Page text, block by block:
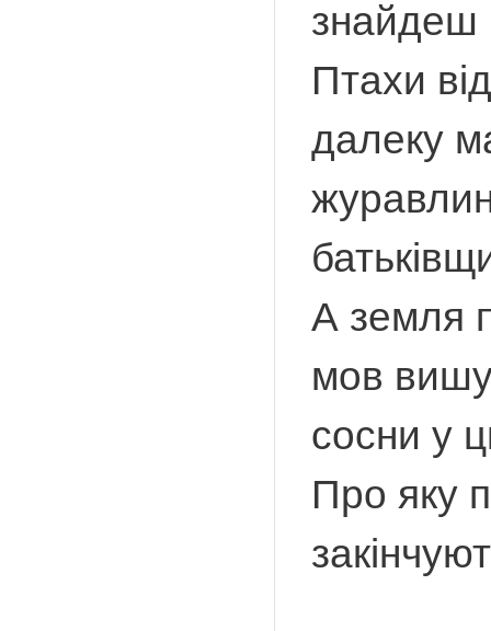
знайдеш
Птахи
далеку
А земля
мов
сосни у
Про яку